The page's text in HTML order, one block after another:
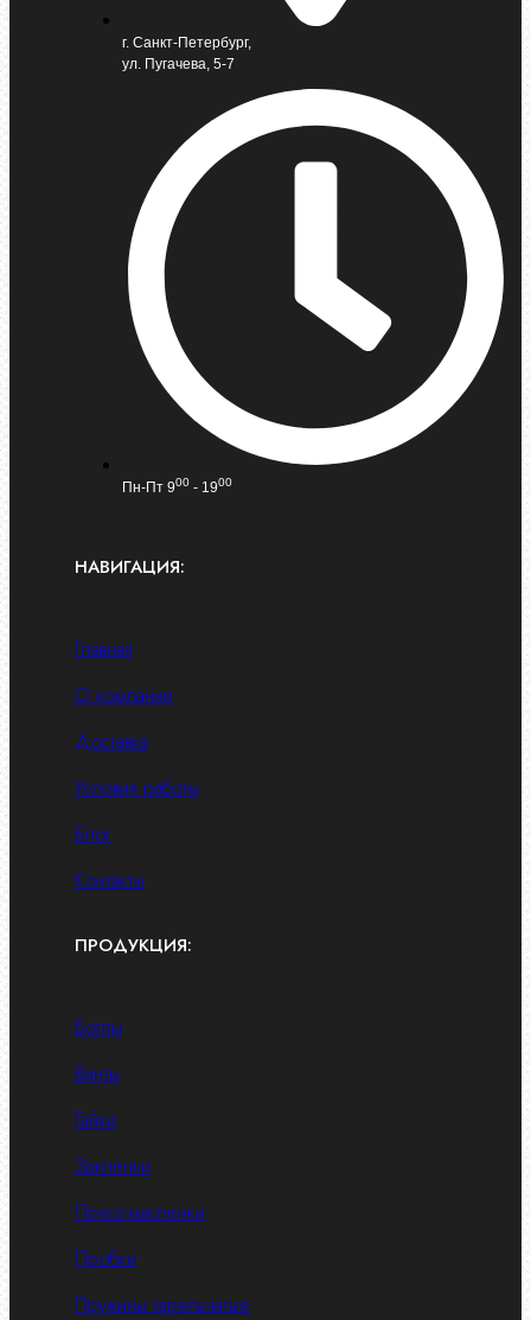
г. Санкт-Петербург,
ул. Пугачева, 5-7
Пн-Пт 900 - 1900
НАВИГАЦИЯ:
Главная
О компании
Доставка
Условия работы
Блог
Контакты
ПРОДУКЦИЯ:
Болты
Винты
Гайки
Заклепки
Пресс-масленки
Пробки
Пружины тарельчатые